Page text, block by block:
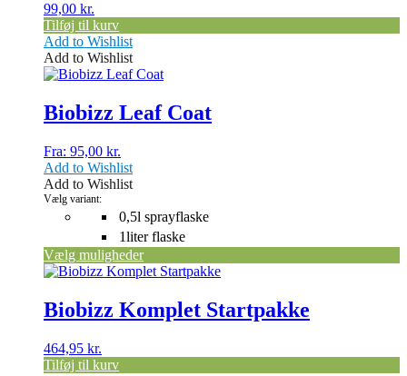
99,00 kr.
Tilføj til kurv
Add to Wishlist
Add to Wishlist
Biobizz Leaf Coat
Fra: 95,00 kr.
0,5l sprayflaske
1liter flaske
Vælg variant:
Vælg muligheder
Dette
har
flere
Mulighederne
kan
vælges
på
varesiden
Add to Wishlist
Add to Wishlist
Biobizz Komplet Startpakke
464,95 kr.
Tilføj til kurv